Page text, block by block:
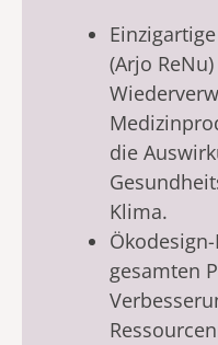
(Arjo
die
Klima.
gesamten